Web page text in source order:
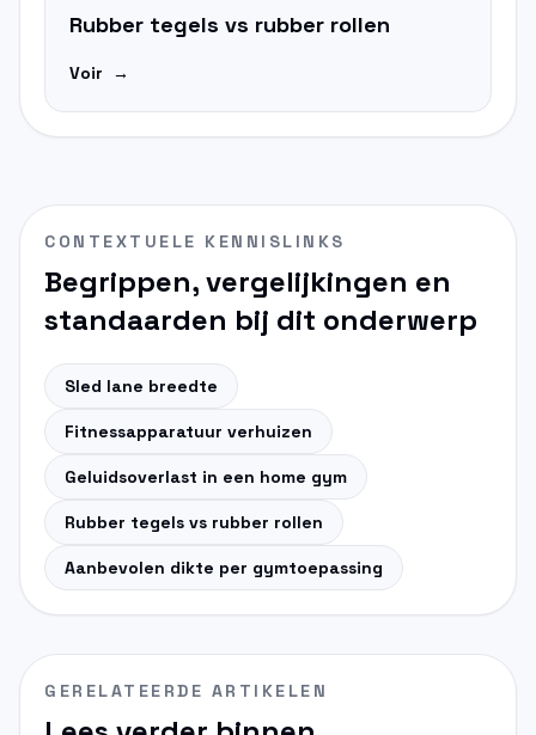
Rubber tegels vs rubber rollen
Voir →
CONTEXTUELE KENNISLINKS
Begrippen, vergelijkingen en
standaarden bij dit onderwerp
Sled lane breedte
Fitnessapparatuur verhuizen
Geluidsoverlast in een home gym
Rubber tegels vs rubber rollen
Aanbevolen dikte per gymtoepassing
GERELATEERDE ARTIKELEN